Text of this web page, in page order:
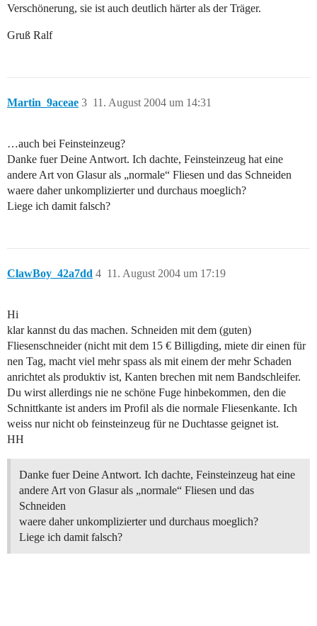
Verschönerung, sie ist auch deutlich härter als der Träger.
Gruß Ralf
Martin_9aceae 11. August 2004 um 14:31
3
…auch bei Feinsteinzeug?
Danke fuer Deine Antwort. Ich dachte, Feinsteinzeug hat eine
andere Art von Glasur als „normale“ Fliesen und das Schneiden
waere daher unkomplizierter und durchaus moeglich?
Liege ich damit falsch?
ClawBoy_42a7dd 11. August 2004 um 17:19
4
Hi
klar kannst du das machen. Schneiden mit dem (guten)
Fliesenschneider (nicht mit dem 15 € Billigding, miete dir einen für
nen Tag, macht viel mehr spass als mit einem der mehr Schaden
anrichtet als produktiv ist, Kanten brechen mit nem Bandschleifer.
Du wirst allerdings nie ne schöne Fuge hinbekommen, den die
Schnittkante ist anders im Profil als die normale Fliesenkante. Ich
weiss nur nicht ob feinsteinzeug für ne Duchtasse geignet ist.
HH
Danke fuer Deine Antwort. Ich dachte, Feinsteinzeug hat eine
andere Art von Glasur als „normale“ Fliesen und das
Schneiden
waere daher unkomplizierter und durchaus moeglich?
Liege ich damit falsch?